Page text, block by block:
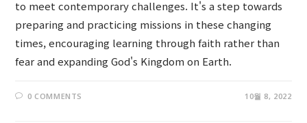
to meet contemporary challenges. It's a step towards
preparing and practicing missions in these changing
times, encouraging learning through faith rather than
fear and expanding God's Kingdom on Earth.
0 COMMENTS 10월 8, 2022